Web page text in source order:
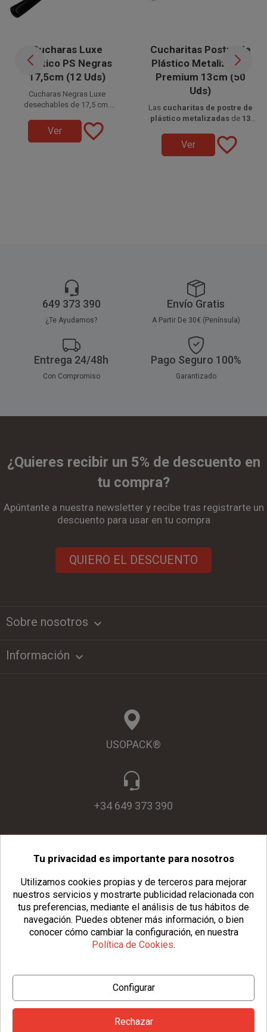
Cucharas Luxe
Plástico PS Negras
17,5cm (12 Uds)
Cucharas Negras Luxe
desechables de 17,5 cm.
necesitas cubiertos de plástico
de alta calidad, estos son
Disponible a la venta en
paquetes de 12 unidades.
Ver favorite_border
Cucharitas Postre de
Plástico Metalizadas
Premium 13cm (50
Uds)
Las cucharitas de postre de
plástico metalizadas de 13
alimentario reciclable, son
ideales para servir
postres
paquetes de 50 unidades.
Ver favorite_border
649 373 390
¿Te Ayudamos?
Envío Gratis
A Partir De 30€ (Península)
Entrega 24/48h
Con Compromiso
Pago Seguro 100%
Garantizado
¿Quieres recibir un 5% de descuento en
tu compra?
Apúntante a nuestra newsletter y recibe tras registrarte un
descuento para usar en tu compra
QUIERO EL DESCUENTO
Sobre nosotros keyboard_arrow_down
Información 
USOPACK®
+34 649 373 390
info@usopack.com
© Copyright 2026 Usopack® | Aviso Legal
| Política de Cookies| Configurar Cookies |
Condiciones Generales
Tu privacidad es importante para nosotros
Utilizamos cookies propias y de terceros para mejorar
nuestros servicios y mostrarte publicidad relacionada con
tus preferencias, mediante el análisis de tus hábitos de
navegación. Puedes obtener más información, o bien
conocer cómo cambiar la configuración, en nuestra
Política de Cookies.
Configurar
Rechazar